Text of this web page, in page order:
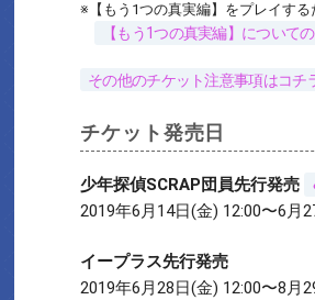
※【もう1つの真実編】をプレイす
【もう1つの真実編】について
その他のチケット注意事項はコチ
チケット発売日
少年探偵SCRAP団員先行発売
2019年6月14日(金) 12:00〜6月
イープラス先行発売
2019年6月28日(金) 12:00〜8月